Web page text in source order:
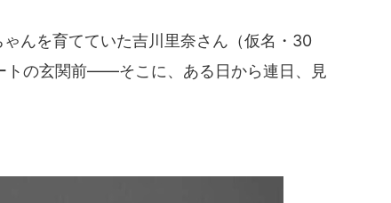
んを育てていた吉川里奈さん（仮名・30
トの玄関前――そこに、ある日から連日、見